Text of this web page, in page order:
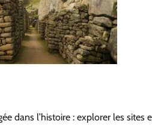
dans l’histoire : explorer les sites